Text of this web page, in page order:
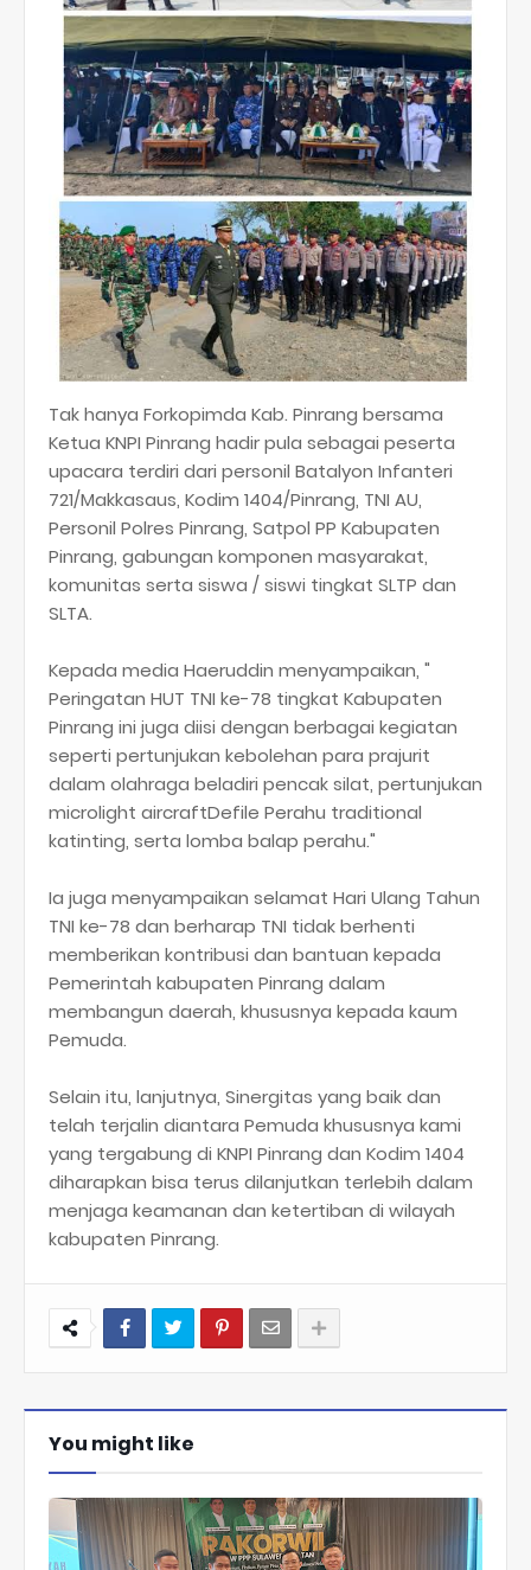
Tak hanya Forkopimda Kab. Pinrang bersama
Ketua KNPI Pinrang hadir pula sebagai peserta
upacara terdiri dari personil Batalyon Infanteri
721/Makkasaus, Kodim 1404/Pinrang, TNI AU,
Personil Polres Pinrang, Satpol PP Kabupaten
Pinrang, gabungan komponen masyarakat,
komunitas serta siswa / siswi tingkat SLTP dan
SLTA.
Kepada media Haeruddin menyampaikan, "
Peringatan HUT TNI ke-78 tingkat Kabupaten
Pinrang ini juga diisi dengan berbagai kegiatan
seperti pertunjukan kebolehan para prajurit
dalam olahraga beladiri pencak silat, pertunjukan
microlight aircraftDefile Perahu traditional
katinting, serta lomba balap perahu."
Ia juga menyampaikan selamat Hari Ulang Tahun
TNI ke-78 dan berharap TNI tidak berhenti
memberikan kontribusi dan bantuan kepada
Pemerintah kabupaten Pinrang dalam
membangun daerah, khususnya kepada kaum
Pemuda.
Selain itu, lanjutnya, Sinergitas yang baik dan
telah terjalin diantara Pemuda khususnya kami
yang tergabung di KNPI Pinrang dan Kodim 1404
diharapkan bisa terus dilanjutkan terlebih dalam
menjaga keamanan dan ketertiban di wilayah
kabupaten Pinrang.
You might like